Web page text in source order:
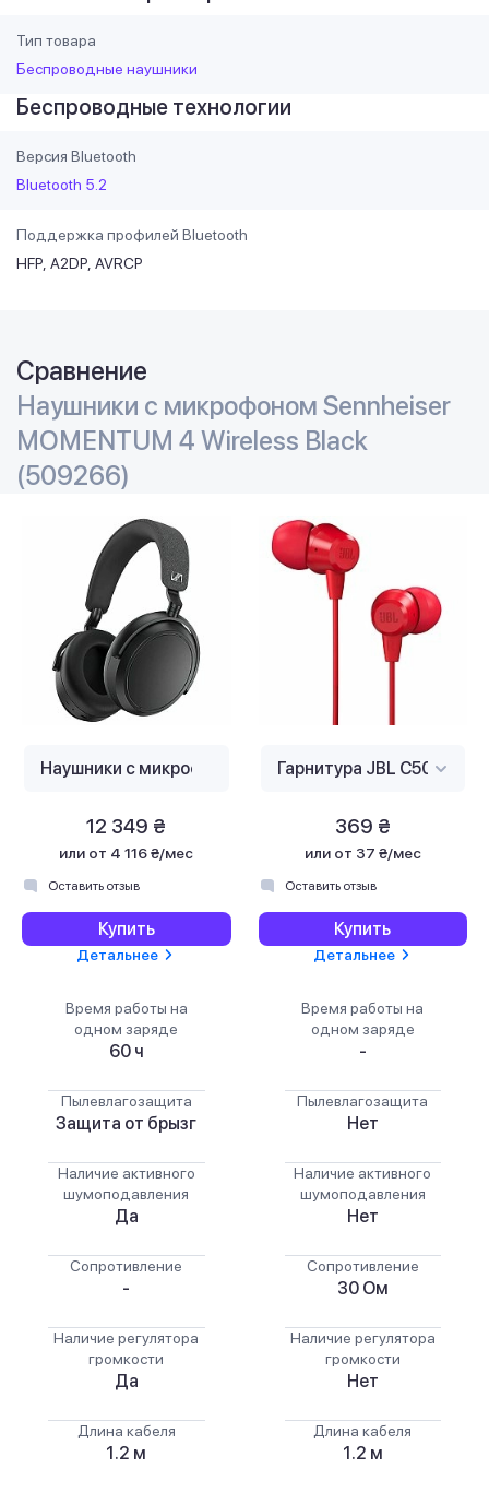
Тип товара
Беспроводные наушники
Беспроводные технологии
Версия Bluetooth
Bluetooth 5.2
Поддержка профилей Bluetooth
HFP A2DP AVRCP
Сравнение
Наушники с микрофоном Sennheiser
MOMENTUM 4 Wireless Black
(509266)
12 349 ₴
или от 4 116 ₴/мес
Оставить отзыв
Купить
Детальнее
Время работы на
одном заряде
60 ч
Пылевлагозащита
Защита от брызг
Наличие активного
шумоподавления
Да
Сопротивление
-
Наличие регулятора
громкости
Да
Длина кабеля
1.2 м
369 ₴
или от 37 ₴/мес
Оставить отзыв
Купить
Детальнее
Время работы на
одном заряде
-
Пылевлагозащита
Нет
Наличие активного
шумоподавления
Нет
Сопротивление
30 Ом
Наличие регулятора
громкости
Нет
Длина кабеля
1.2 м